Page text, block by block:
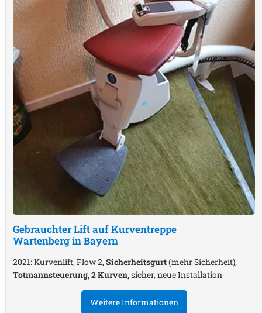
Gebrauchter Lift auf Kurventreppe
Wartenberg in Bayern
2021: Kurvenlift, Flow 2, Sicherheitsgurt(mehr Sicherheit),
Totmannsteuerung, 2 Kurven,sicher, neue Installation
Weitere Informationen